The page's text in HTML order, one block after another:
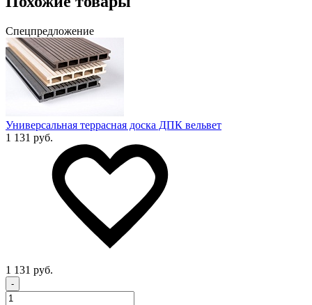
Спецпредложение
Универсальная террасная доска ДПК вельвет
1 131 руб.
1 131 руб.
-